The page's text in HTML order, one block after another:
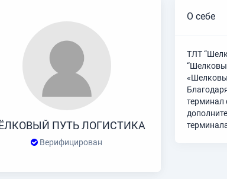
ПУТЬ ЛОГИСТИКА
Верифицирован
О себе
ТЛТ
терминал